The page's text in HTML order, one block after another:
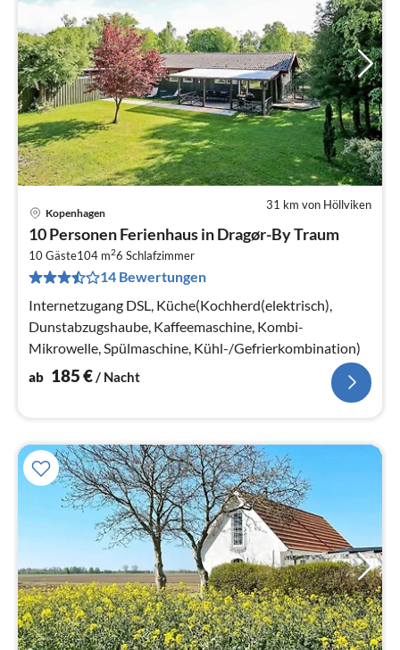
31 km von Höllviken
Kopenhagen
10 Personen Ferienhaus in Dragør-By Traum
10 Gäste104 m26 Schlafzimmer
14 Bewertungen
Internetzugang DSL, Küche(Kochherd(elektrisch),
Dunstabzugshaube, Kaffeemaschine, Kombi-
Mikrowelle, Spülmaschine, Kühl-/Gefrierkombination)
ab 185€ / Nacht